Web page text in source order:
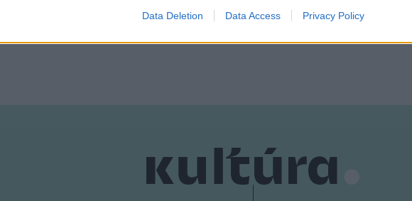
I want to allow Google to enable storage related to functionality of the website
or app.
Data Deletion Data Access Privacy Policy